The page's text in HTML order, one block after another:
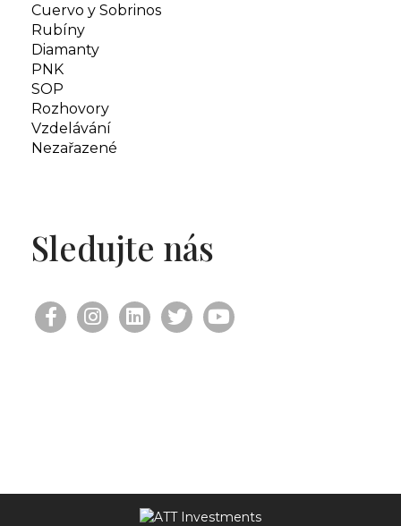
Cuervo y Sobrinos
Rubíny
Diamanty
PNK
SOP
Rozhovory
Vzdelávání
Nezařazené
Sledujte nás